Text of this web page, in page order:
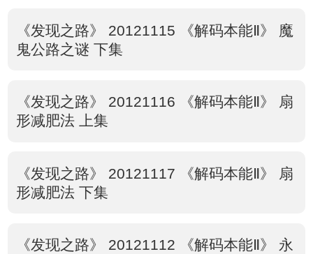
《发现之路》 20121115 《解码本能Ⅱ》 魔
鬼公路之谜 下集
《发现之路》 20121116 《解码本能Ⅱ》 扇
形减肥法 上集
《发现之路》 20121117 《解码本能Ⅱ》 扇
形减肥法 下集
《发现之路》 20121112 《解码本能Ⅱ》 永